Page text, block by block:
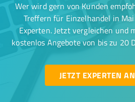
Wer wird gern von Kunden
Treffern für Einzelhandel in
Experten. Jetzt vergleichen und
kostenlos Angebote von bis zu 20
JETZT EXPERTEN